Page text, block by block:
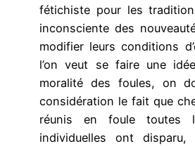
fétichiste pour les
inconsciente des
modifier leurs conditions
l’on veut se faire une
moralité des foules, on
considération le fait que
réunis en foule toutes
individuelles ont